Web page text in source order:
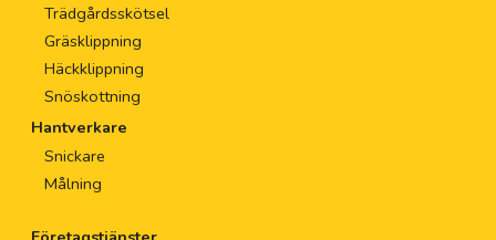
Trädgårdsskötsel
Gräsklippning
Häckklippning
Snöskottning
Hantverkare
Snickare
Målning